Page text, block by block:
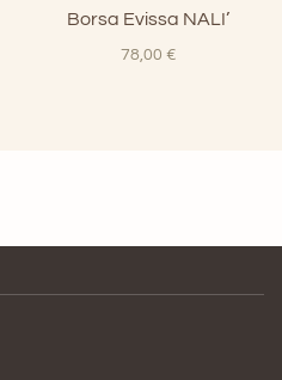
Borsa Evissa NALI’
78,00 €